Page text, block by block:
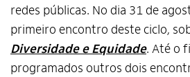
redes públicas. No dia 31 de
primeiro encontro deste ciclo,
Diversidade e Equidade. Até o
programados outros dois